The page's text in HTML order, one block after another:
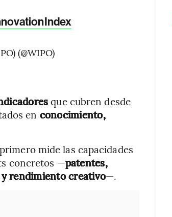
(@WIPO)
que cubren desde
en conocimiento,
mide las capacidades
concretos —patentes,
rendimiento creativo—.